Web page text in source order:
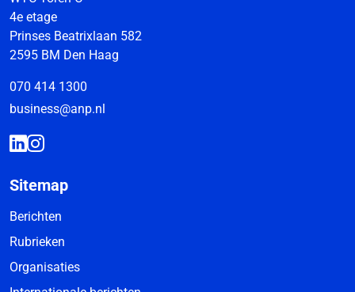
4e etage
Prinses Beatrixlaan 582
2595 BM Den Haag
070 414 1300
business@anp.nl
Sitemap
Berichten
Rubrieken
Organisaties